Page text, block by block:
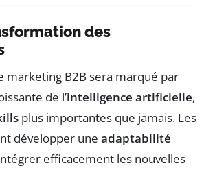
des
marketing B2B sera marqué par
de l’intelligence artificielle,
plus importantes que jamais. Les
développer une adaptabilité
efficacement les nouvelles